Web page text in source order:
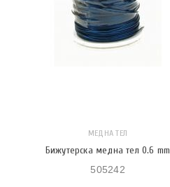
МЕДНА ТЕЛ
Бижутерска медна тел 0.6 mm
505242